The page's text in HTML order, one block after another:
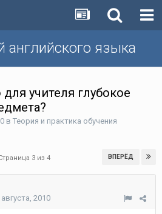
английского языка
учителя глубокое
в Теория и практика обучения
ВПЕРЁД
3 из 4
августа, 2010